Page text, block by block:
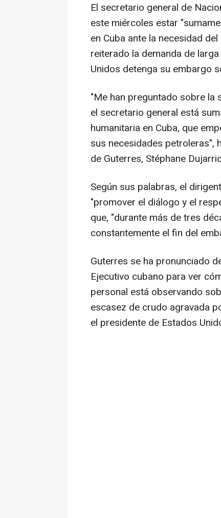
El secretario general de
este miércoles estar
en Cuba ante la necesidad
reiterado la demanda de
Unidos detenga su embargo
"Me han preguntado sobre la
el secretario general está
humanitaria en Cuba, que
sus necesidades petroleras",
de Guterres, Stéphane
Según sus palabras, el
"promover el diálogo y el
que, "durante más de tres
constantemente el fin del
Guterres se ha pronunciado
Ejecutivo cubano para ver
personal está observando
escasez de crudo agravada
el presidente de Estados